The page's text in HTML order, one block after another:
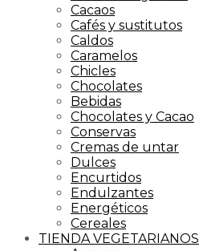
Cacaos
Cafés y sustitutos
Caldos
Caramelos
Chicles
Chocolates
Bebidas
Chocolates y Cacao
Conservas
Cremas de untar
Dulces
Encurtidos
Endulzantes
Energéticos
Cereales
TIENDA VEGETARIANOS